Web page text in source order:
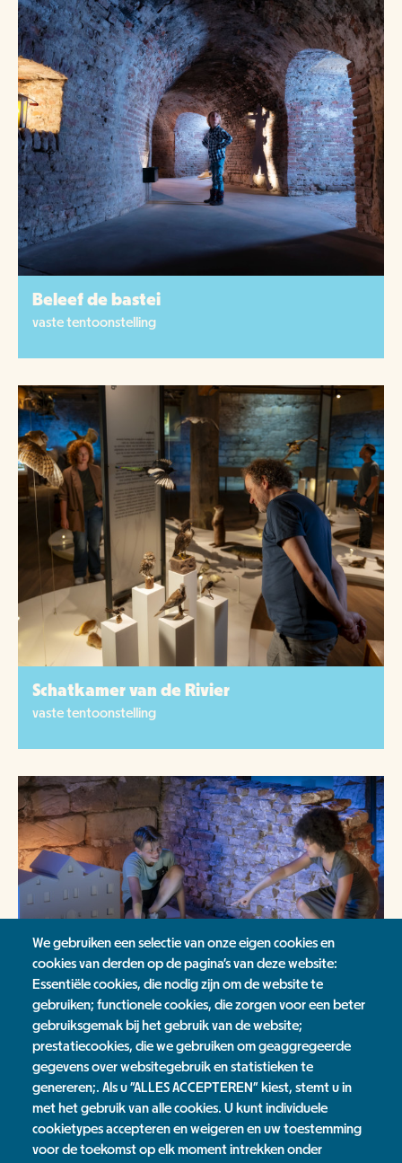
We gebruiken een selectie van onze eigen cookies en
cookies van derden op de pagina's van deze website:
Essentiële cookies, die nodig zijn om de website te
gebruiken; functionele cookies, die zorgen voor een beter
gebruiksgemak bij het gebruik van de website;
prestatiecookies, die we gebruiken om geaggregeerde
gegevens over websitegebruik en statistieken te
genereren;. Als u "ALLES ACCEPTEREN" kiest, stemt u in
met het gebruik van alle cookies. U kunt individuele
cookietypes accepteren en weigeren en uw toestemming
voor de toekomst op elk moment intrekken onder
Beleef de bastei
vaste tentoonstelling
Schatkamer van de Rivier
vaste tentoonstelling
Waalzaal
vaste tentoonstelling